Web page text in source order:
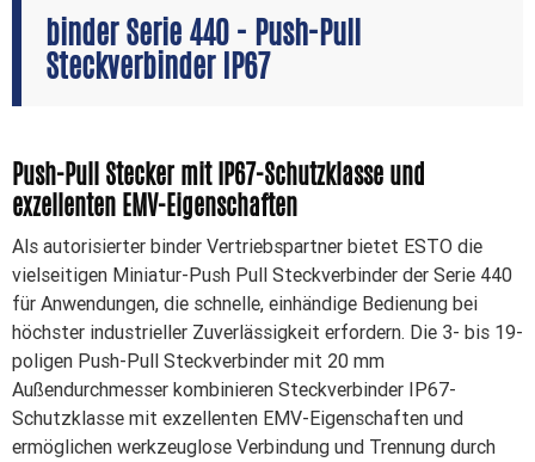
binder Serie 440 - Push-Pull
Steckverbinder IP67
Push-Pull Stecker mit IP67-Schutzklasse und
exzellenten EMV-Eigenschaften
Als autorisierter binder Vertriebspartner bietet ESTO die
vielseitigen Miniatur-Push Pull Steckverbinder der Serie 440
für Anwendungen, die schnelle, einhändige Bedienung bei
höchster industrieller Zuverlässigkeit erfordern. Die 3- bis 19-
poligen Push-Pull Steckverbinder mit 20 mm
Außendurchmesser kombinieren Steckverbinder IP67-
Schutzklasse mit exzellenten EMV-Eigenschaften und
ermöglichen werkzeuglose Verbindung und Trennung durch